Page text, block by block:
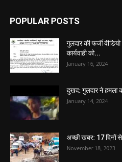
POPULAR POSTS
गुलदार की फर्जी
कार्यवाही को...
January 16, 2024
दुखद: गुलदार ने हमला
January 14, 2024
अच्छी खबर: 17
November 18, 2023